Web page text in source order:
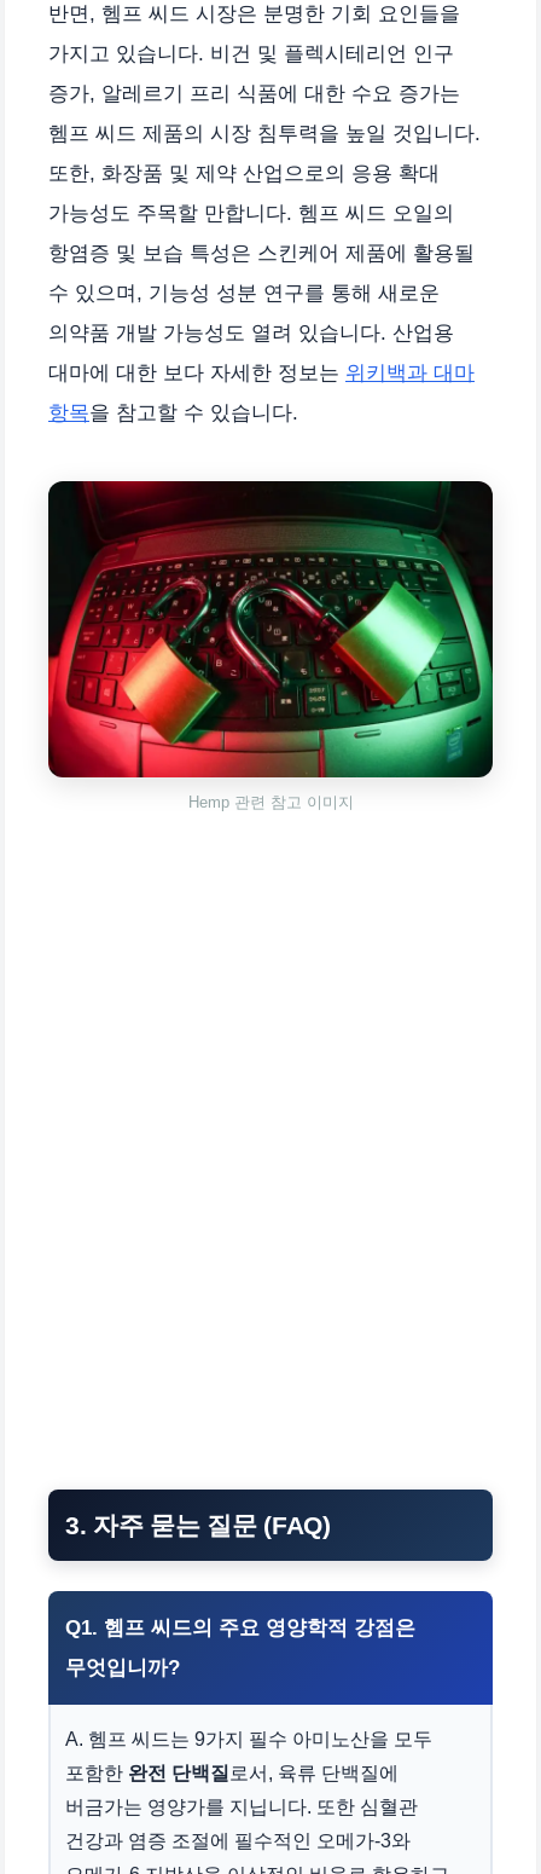
반면, 헴프 씨드 시장은 분명한 기회 요인들을
가지고 있습니다. 비건 및 플렉시테리언 인구
증가, 알레르기 프리 식품에 대한 수요 증가는
헴프 씨드 제품의 시장 침투력을 높일 것입니다.
또한, 화장품 및 제약 산업으로의 응용 확대
가능성도 주목할 만합니다. 헴프 씨드 오일의
항염증 및 보습 특성은 스킨케어 제품에 활용될
수 있으며, 기능성 성분 연구를 통해 새로운
의약품 개발 가능성도 열려 있습니다. 산업용
대마에 대한 보다 자세한 정보는 위키백과 대마
항목을 참고할 수 있습니다.
Hemp 관련 참고 이미지
3. 자주 묻는 질문 (FAQ)
Q1. 헴프 씨드의 주요 영양학적 강점은
무엇입니까?
A. 헴프 씨드는 9가지 필수 아미노산을 모두
포함한 완전 단백질 로서, 육류 단백질에
버금가는 영양가를 지닙니다. 또한 심혈관
건강과 염증 조절에 필수적인 오메가-3와